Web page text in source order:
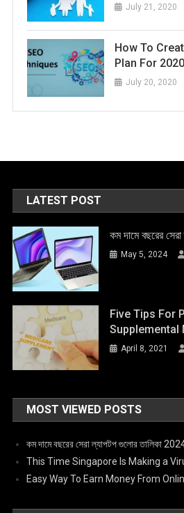
July 21, 2020
How To
Plan For 2020
July 20, 2020
LATEST POST
কম দামে বছরের
May 5, 2024
Five Tips For
Supplemental
April 8, 2021
MOST VIEWED POSTS
কম দামে বছরের সেরা ল্যাপটপ গুলোর তালিকা
This Time Singapore Is Making a
Easy Way To Earn Money From